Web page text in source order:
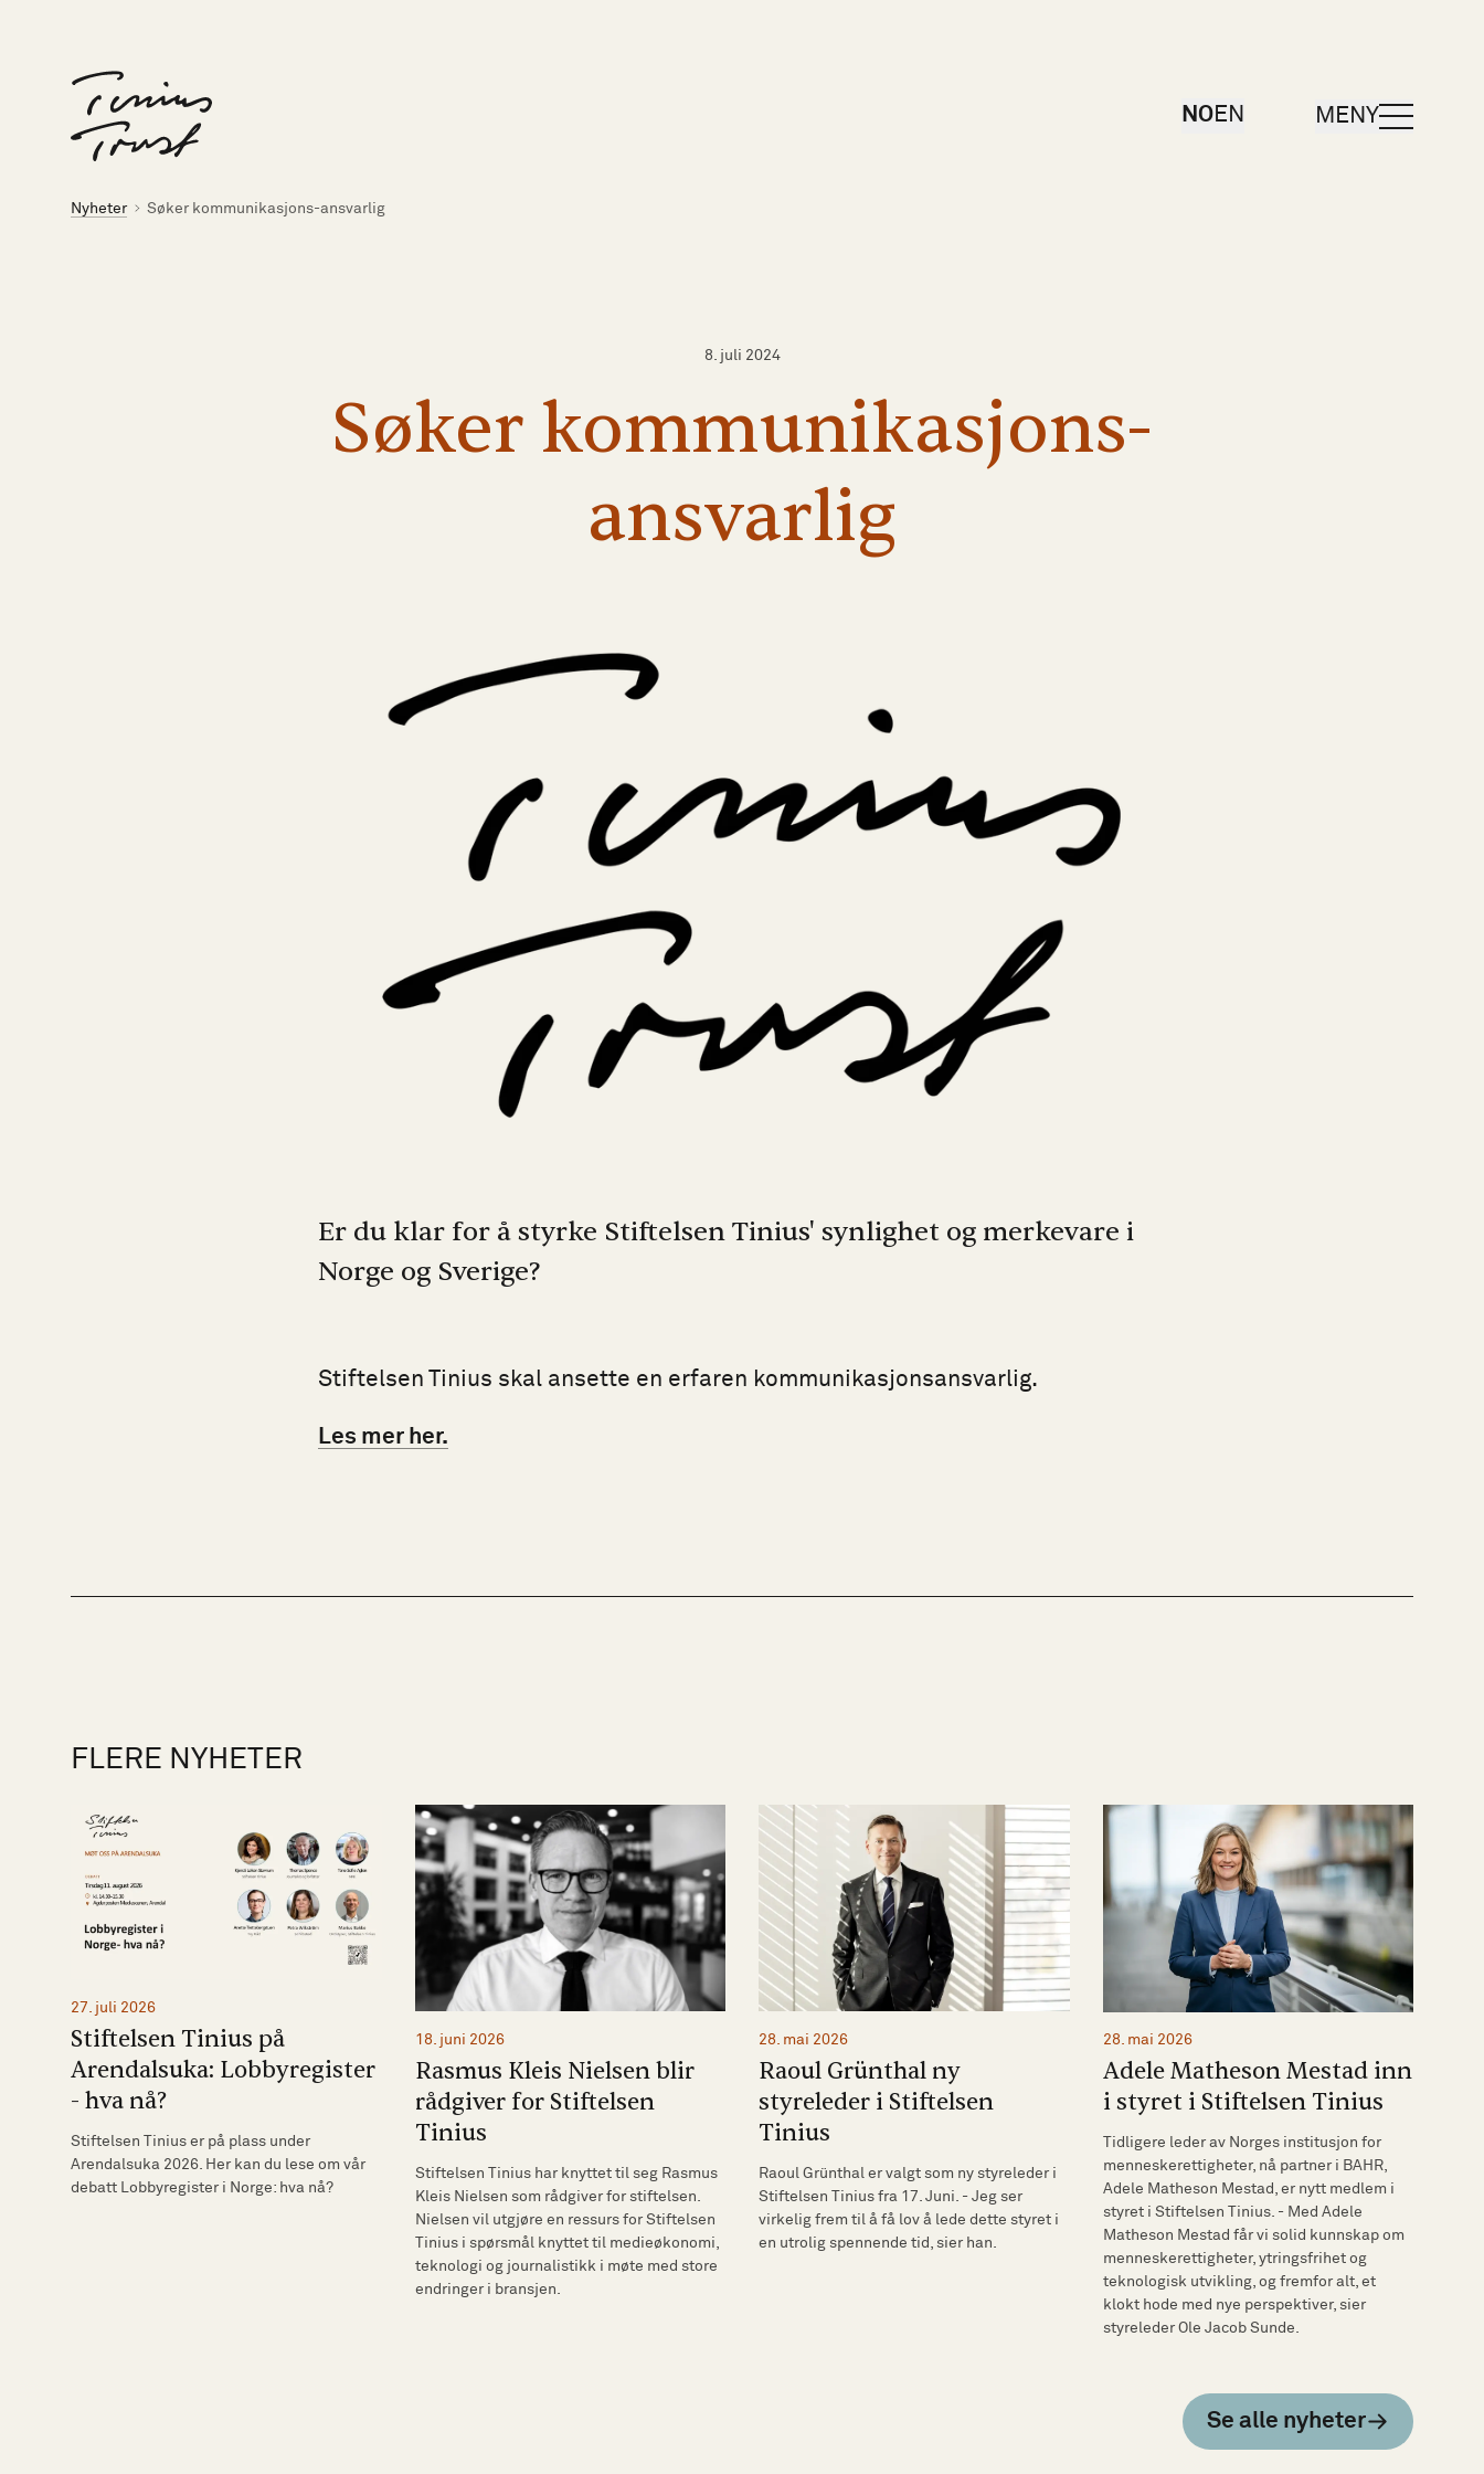
Til forsiden
NOEN ÅPNE
MENY
Brødsmulesti
Nyheter Søker kommunikasjons-ansvarlig
8. juli 2024
Søker kommunikasjons-
ansvarlig
Er du klar for å styrke Stiftelsen Tinius' synlighet og merkevare i
Norge og Sverige?
Stiftelsen Tinius skal ansette en erfaren kommunikasjonsansvarlig.
Les mer her.
FLERE NYHETER
27. juli 2026
Stiftelsen Tinius på
Arendalsuka: Lobbyregister
- hva nå?
Stiftelsen Tinius er på plass under
Arendalsuka 2026. Her kan du lese om vår
debatt Lobbyregister i Norge: hva nå?
18. juni 2026
Rasmus Kleis Nielsen blir
rådgiver for Stiftelsen
Tinius
Stiftelsen Tinius har knyttet til seg Rasmus
Kleis Nielsen som rådgiver for stiftelsen.
Nielsen vil utgjøre en ressurs for Stiftelsen
Tinius i spørsmål knyttet til medieøkonomi,
teknologi og journalistikk i møte med store
endringer i bransjen.
28. mai 2026
Raoul Grünthal ny
styreleder i Stiftelsen
Tinius
Raoul Grünthal er valgt som ny styreleder i
Stiftelsen Tinius fra 17. Juni. - Jeg ser
virkelig frem til å få lov å lede dette styret i
en utrolig spennende tid, sier han.
28. mai 2026
Adele Matheson Mestad inn
i styret i Stiftelsen Tinius
Tidligere leder av Norges institusjon for
menneskerettigheter, nå partner i BAHR,
Adele Matheson Mestad, er nytt medlem i
styret i Stiftelsen Tinius. - Med Adele
Matheson Mestad får vi solid kunnskap om
menneskerettigheter, ytringsfrihet og
teknologisk utvikling, og fremfor alt, et
klokt hode med nye perspektiver, sier
styreleder Ole Jacob Sunde.
Se alle nyheter